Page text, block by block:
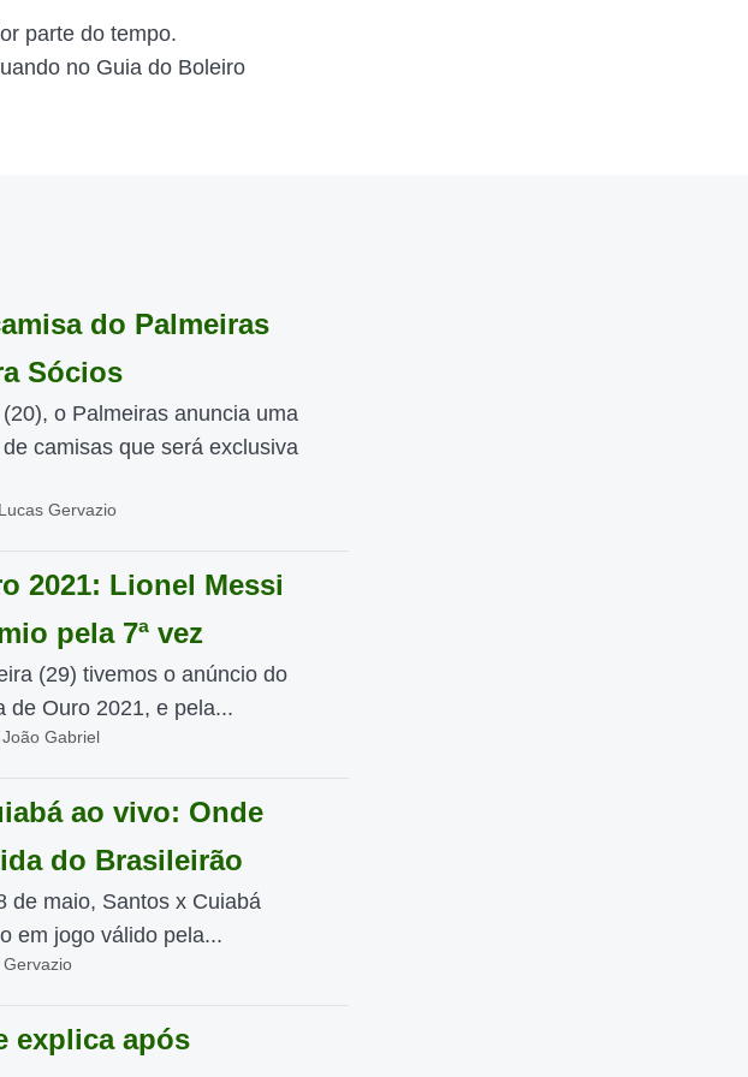
parte do tempo.
no Guia do Boleiro
do Palmeiras
Sócios
o Palmeiras anuncia uma
camisas que será exclusiva
Gervazio
2021: Lionel Messi
pela 7ª vez
(29) tivemos o anúncio do
de Ouro 2021, e pela...
Gabriel
ao vivo: Onde
do Brasileirão
de maio, Santos x Cuiabá
em jogo válido pela...
explica após